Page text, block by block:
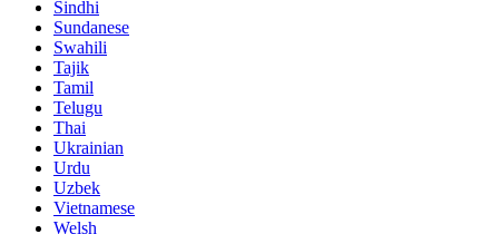
Sindhi
Sundanese
Swahili
Tajik
Tamil
Telugu
Thai
Ukrainian
Urdu
Uzbek
Vietnamese
Welsh